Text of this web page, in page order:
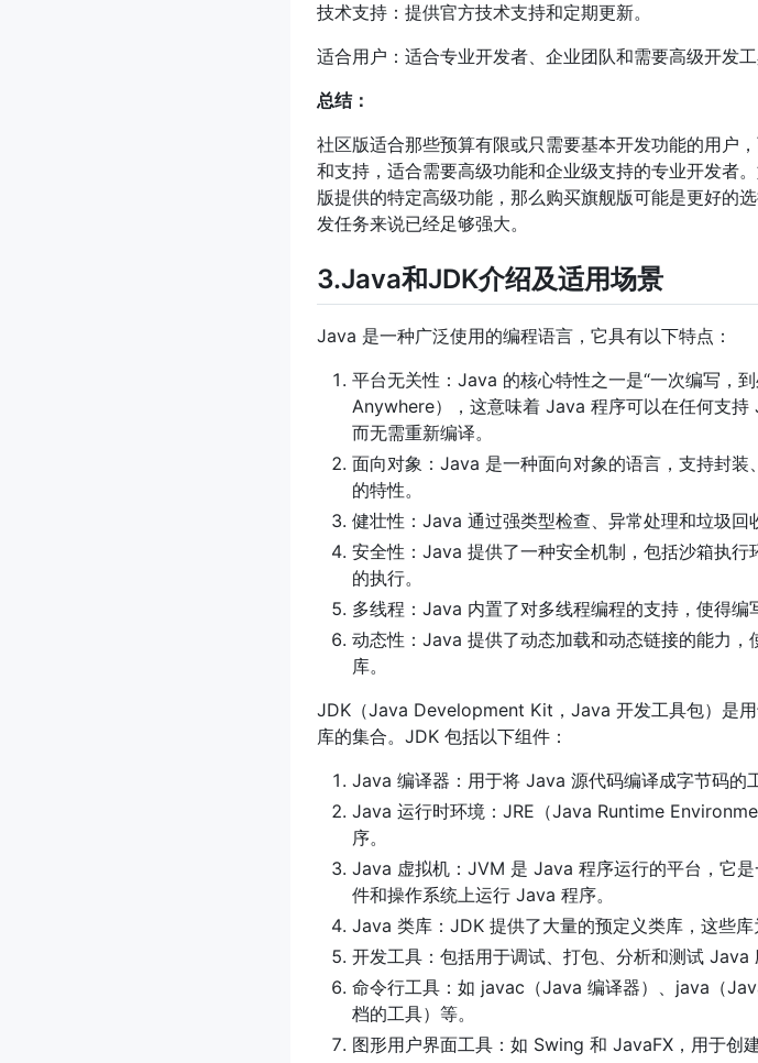
技术支持：提供官方技术支持和定期更新。
适合用户：适合专业开发者、企业团队和需要高级开发工
总结：
社区版适合那些预算有限或只需要基本开发功能的用户
和支持，适合需要高级功能和企业级支持的专业开发者
版提供的特定高级功能，那么购买旗舰版可能是更好的
发任务来说已经足够强大。
3.Java和JDK介绍及适用场景
Java 是一种广泛使用的编程语言，它具有以下特点：
平台无关性：Java 的核心特性之一是“一次编写，
Anywhere），这意味着 Java 程序可以在任何支持
而无需重新编译。
面向对象：Java 是一种面向对象的语言，支持封装
的特性。
健壮性：Java 通过强类型检查、异常处理和垃圾回
安全性：Java 提供了一种安全机制，包括沙箱执
的执行。
多线程：Java 内置了对多线程编程的支持，使得编
动态性：Java 提供了动态加载和动态链接的能力
库。
JDK（Java Development Kit，Java 开发工具包）是
库的集合。JDK 包括以下组件：
Java 编译器：用于将 Java 源代码编译成字节码的
Java 运行时环境：JRE（Java Runtime
序。
Java 虚拟机：JVM 是 Java 程序运行的平台，它
件和操作系统上运行 Java 程序。
Java 类库：JDK 提供了大量的预定义类库，这些库
开发工具：包括用于调试、打包、分析和测试 Java
命令行工具：如 javac（Java 编译器）、java（
档的工具）等。
图形用户界面工具：如 Swing 和 JavaFX，用于创